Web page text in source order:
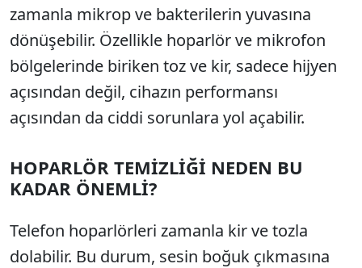
zamanla mikrop ve bakterilerin yuvasına
dönüşebilir. Özellikle hoparlör ve mikrofon
bölgelerinde biriken toz ve kir, sadece hijyen
açısından değil, cihazın performansı
açısından da ciddi sorunlara yol açabilir.
HOPARLÖR TEMİZLİĞİ NEDEN BU
KADAR ÖNEMLİ?
Telefon hoparlörleri zamanla kir ve tozla
dolabilir. Bu durum, sesin boğuk çıkmasına